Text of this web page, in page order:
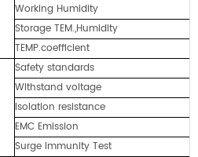
Working Humidity
Storage TEM.,Humidity
TEMP.coefficient
Safety standards
Withstand voltage
Isolation resistance
EMC Emission
Surge Immunity Test